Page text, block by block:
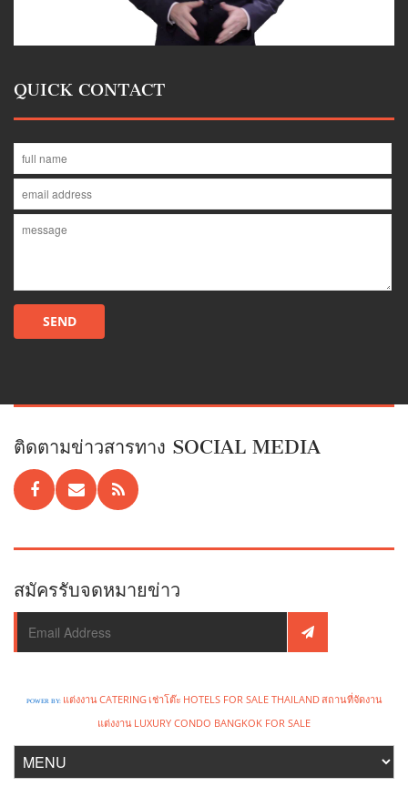
QUICK CONTACT
ติดตามข่าวสารทาง SOCIAL MEDIA
สมัครรับจดหมายข่าว
POWER BY: แต่งงานCATERING เช่าโต๊ะ HOTELS FOR SALE THAILANDสถานที่จัดงาน
แต่งงาน LUXURY CONDO BANGKOK FOR SALE